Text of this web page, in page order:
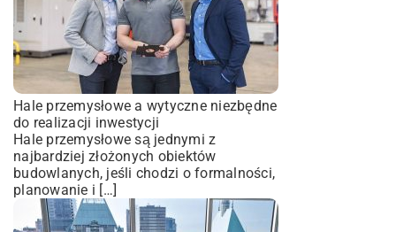
Hale przemysłowe a wytyczne niezbędne
do realizacji inwestycji
Hale przemysłowe są jednymi z
najbardziej złożonych obiektów
budowlanych, jeśli chodzi o formalności,
planowanie i […]